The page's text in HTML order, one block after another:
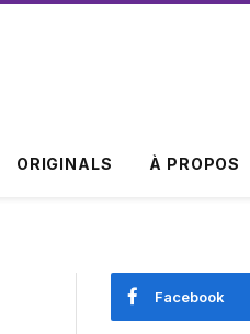
ORIGINALS À PROPOS
Facebook